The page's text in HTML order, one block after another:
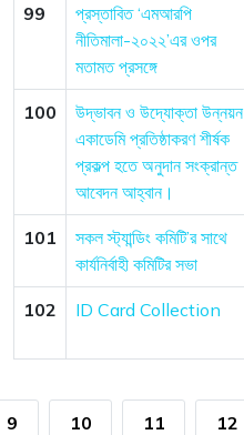
99
প্রস্তাবিত ‘এমআরপি
নীতিমালা-২০২২’এর ওপর
মতামত প্রসঙ্গে
100
উদ্ভাবন ও উদ্যোক্তা উন্নয়ন
একাডেমি প্রতিষ্ঠাকরণ শীর্ষক
প্রকল্প হতে অনুদান সংক্রান্ত
আবেদন আহ্বান।
101
সকল স্ট্যান্ডিং কমিটি’র সাথে
কার্যনির্বাহী কমিটির সভা
102 ID Card Collection
9 10 11 12